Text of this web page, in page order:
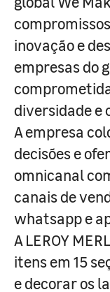
inovação e
empresas do
diversidade e
A empresa
decisões e
omnicanal
canais de
whatsapp e
A LEROY
itens em 15
e decorar os